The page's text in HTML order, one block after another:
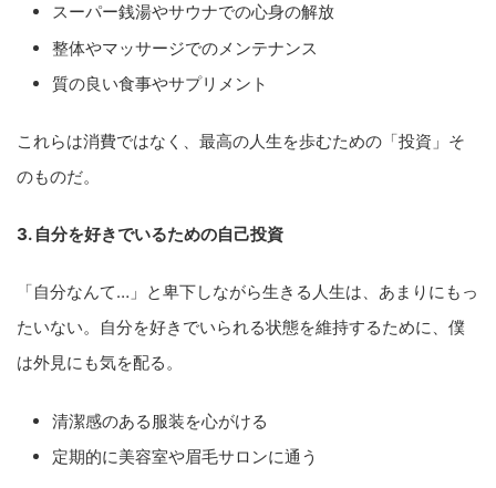
スーパー銭湯やサウナでの心身の解放
整体やマッサージでのメンテナンス
質の良い食事やサプリメント
これらは消費ではなく、最高の人生を歩むための「投資」そ
のものだ。
3. 自分を好きでいるための自己投資
「自分なんて…」と卑下しながら生きる人生は、あまりにもっ
たいない。自分を好きでいられる状態を維持するために、僕
は外見にも気を配る。
清潔感のある服装を心がける
定期的に美容室や眉毛サロンに通う